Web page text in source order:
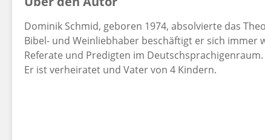
Dominik Schmid, geboren 1974, absolvierte das
Bibel- und Weinliebhaber beschäftigt er sich immer
Referate und Predigten im Deutschsprachigenraum.
Er ist verheiratet und Vater von 4 Kindern.